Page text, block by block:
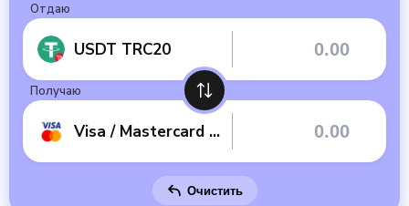
Отдаю
USDT TRC20
Получаю
Visa / Mastercard USD
Очистить